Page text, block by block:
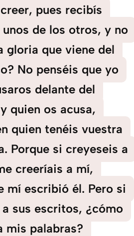
pues recibís
de los otros, y no
gloria que viene del
No penséis que yo
delante del
quien os acusa,
quien tenéis vuestra
Porque si creyeseis a
creeríais a mí,
mí escribió él. Pero si
sus escritos, ¿cómo
mis palabras?